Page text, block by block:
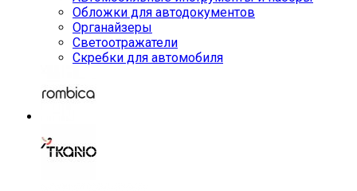
Обложки для автодокументов
Органайзеры
Светоотражатели
Скребки для автомобиля